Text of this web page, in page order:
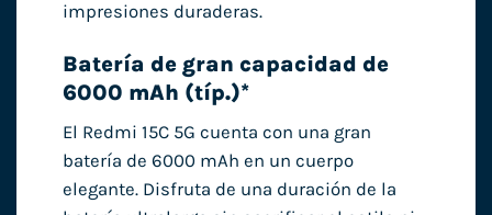
impresiones duraderas.
Batería de gran capacidad de
6000 mAh (típ.)*
El Redmi 15C 5G cuenta con una gran
batería de 6000 mAh en un cuerpo
elegante. Disfruta de una duración de la